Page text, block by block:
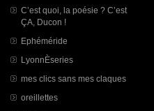
C’est quoi, la poésie ? C’est
ÇA, Ducon !
Ephéméride
LyonnÈseries
mes clics sans mes claques
oreillettes